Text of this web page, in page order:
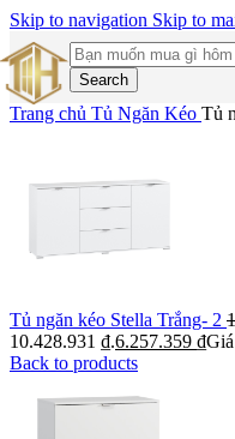
Skip to navigation Skip to
Search
Trang chủ Tủ Ngăn Kéo Tủ
Tủ ngăn kéo Stella Trắng- 2
10.428.931 ₫.6.257.359 ₫
Back to products